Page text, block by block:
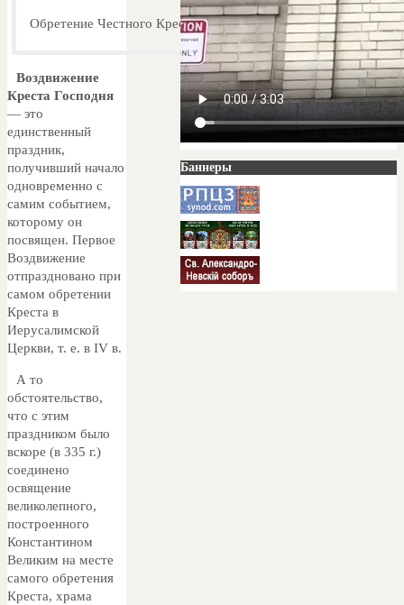
Обретение Честного Креста Господня
Воздвижение
Креста Господня
— это
единственный
праздник,
получивший начало
одновременно с
самим событием,
которому он
посвящен. Первое
Воздвижение
отпраздновано при
самом обретении
Креста в
Иерусалимской
Церкви, т. е. в IV в.
А то
обстоятельство,
что с этим
праздником было
вскоре (в 335 г.)
соединено
освящение
великолепного,
построенного
Константином
Великим на месте
самого обретения
Креста, храма
Баннеры